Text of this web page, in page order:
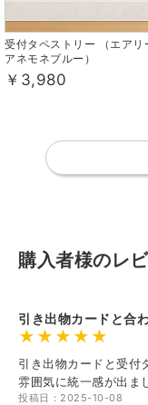
受付タペストリー （エアリ
アネモネブルー）
￥3,980
購入者様のレ
引き出物カードと合
引き出物カードと受付
雰囲気に統一感が出ま
投稿日：2025-10-08